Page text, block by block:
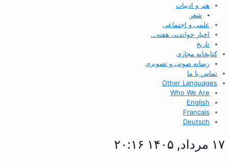
هنر و ادبیات
شعر
علمی و اجتماعی
اخبار خواندنی هفته…
تاریخ
کتابخانه مجازی
رسانه صوتی و تصویری
تماس با ما
Other Languages
Who We Are
English
Francais
Deutsch
۱۷ مرداد, ۱۴۰۵ ۲۰:۱۶